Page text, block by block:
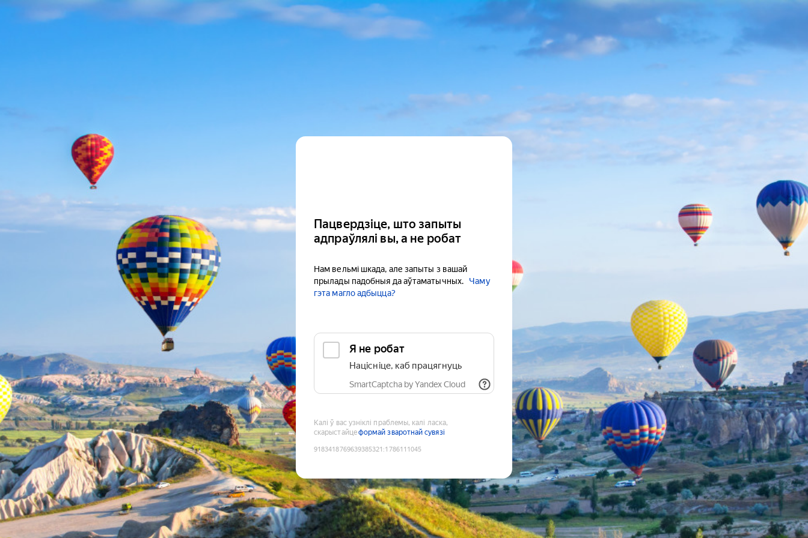
Пацвердзіце, што запыты
адпраўлялі вы, а не робат
Нам вельмі шкада, але запыты з вашай
прылады падобныя да аўтаматычных.
Чаму
гэта магло адбыцца?
Я не робат
Націсніце, каб працягнуць
SmartCaptcha by Yandex Cloud
Калі ў вас узніклі праблемы, калі ласка,
скарыстайцеформай зваротнай сувязі
9183418769639385321 :1786111045